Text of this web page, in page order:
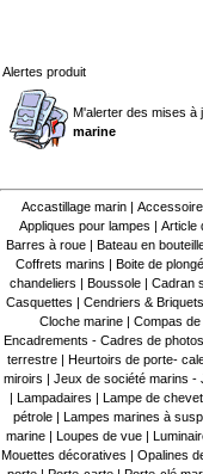
Alertes produit
M'alerter des mises à
marine
Accastillage marin|
Appliques pour lampes
Article
Barres à roue
Bateau en
Coffrets marins
Boite de
chandeliers
Boussole| Cadran
Casquettes
Cendriers & Briquets
Cloche marine
Compas
Encadrements - Cadres de photos
terrestre| Heurtoirs de porte-
miroirs
Jeux de société marins -
Lampadaires Lampe de chevet
pétrole
Lampes marines à
marine
Loupes de vue
Mouettes décoratives
Opalines